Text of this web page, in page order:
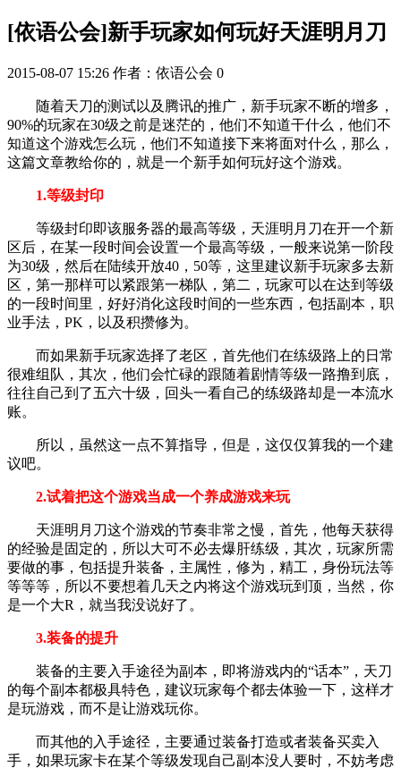
[依语公会]新手玩家如何玩好天涯明月刀
2015-08-07 15:26 作者：依语公会 0
随着天刀的测试以及腾讯的推广，新手玩家不断的增多，
90%的玩家在30级之前是迷茫的，他们不知道干什么，他们不
知道这个游戏怎么玩，他们不知道接下来将面对什么，那么，
这篇文章教给你的，就是一个新手如何玩好这个游戏。
1.等级封印
等级封印即该服务器的最高等级，天涯明月刀在开一个新
区后，在某一段时间会设置一个最高等级，一般来说第一阶段
为30级，然后在陆续开放40，50等，这里建议新手玩家多去新
区，第一那样可以紧跟第一梯队，第二，玩家可以在达到等级
的一段时间里，好好消化这段时间的一些东西，包括副本，职
业手法，PK，以及积攒修为。
而如果新手玩家选择了老区，首先他们在练级路上的日常
很难组队，其次，他们会忙碌的跟随着剧情等级一路撸到底，
往往自己到了五六十级，回头一看自己的练级路却是一本流水
账。
所以，虽然这一点不算指导，但是，这仅仅算我的一个建
议吧。
2.试着把这个游戏当成一个养成游戏来玩
天涯明月刀这个游戏的节奏非常之慢，首先，他每天获得
的经验是固定的，所以大可不必去爆肝练级，其次，玩家所需
要做的事，包括提升装备，主属性，修为，精工，身份玩法等
等等等，所以不要想着几天之内将这个游戏玩到顶，当然，你
是一个大R，就当我没说好了。
3.装备的提升
装备的主要入手途径为副本，即将游戏内的“话本”，天刀
的每个副本都极具特色，建议玩家每个都去体验一下，这样才
是玩游戏，而不是让游戏玩你。
而其他的入手途径，主要通过装备打造或者装备买卖入
手，如果玩家卡在某个等级发现自己副本没人要时，不妨考虑